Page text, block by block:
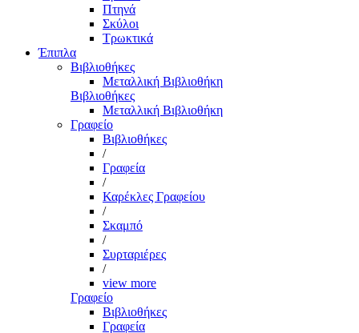
Πτηνά
Σκύλοι
Τρωκτικά
Έπιπλα
Βιβλιοθήκες
Μεταλλική Βιβλιοθήκη
Βιβλιοθήκες
Μεταλλική Βιβλιοθήκη
Γραφείο
Βιβλιοθήκες
/
Γραφεία
/
Καρέκλες Γραφείου
/
Σκαμπό
/
Συρταριέρες
/
view more
Γραφείο
Βιβλιοθήκες
Γραφεία